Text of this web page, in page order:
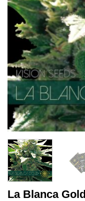
La Blanca